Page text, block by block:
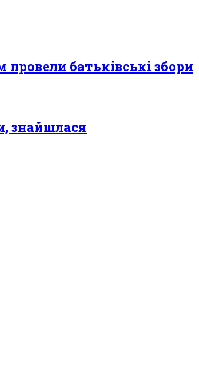
батьківські збори
знайшлася